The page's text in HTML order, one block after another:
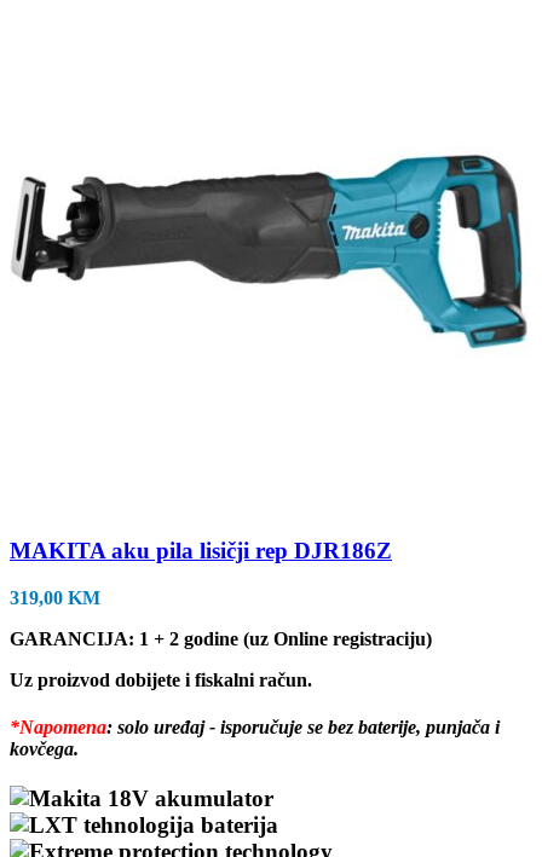
MAKITA aku pila lisičji rep DJR186Z
319,00 KM
GARANCIJA: 1 + 2 godine (uz Online registraciju)
Uz proizvod dobijete i fiskalni račun.
*Napomena: solo uređaj - isporučuje se bez baterije, punjača i
kovčega.